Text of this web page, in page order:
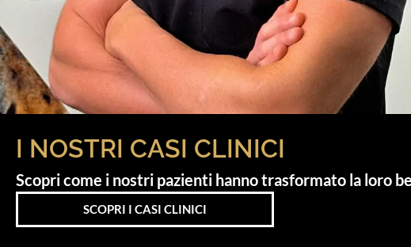
I NOSTRI CASI CLINICI
Scopri come i nostri pazienti hanno trasformato la loro
SCOPRI I CASI CLINICI